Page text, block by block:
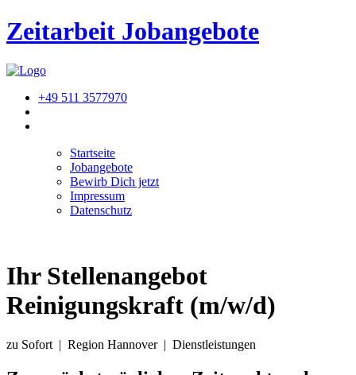
Zeitarbeit Jobangebote
+49 511 3577970
Startseite
Jobangebote
Bewirb Dich jetzt
Impressum
Datenschutz
Ihr Stellenangebot
Reinigungskraft (m/w/d)
zu Sofort | Region Hannover | Dienstleistungen